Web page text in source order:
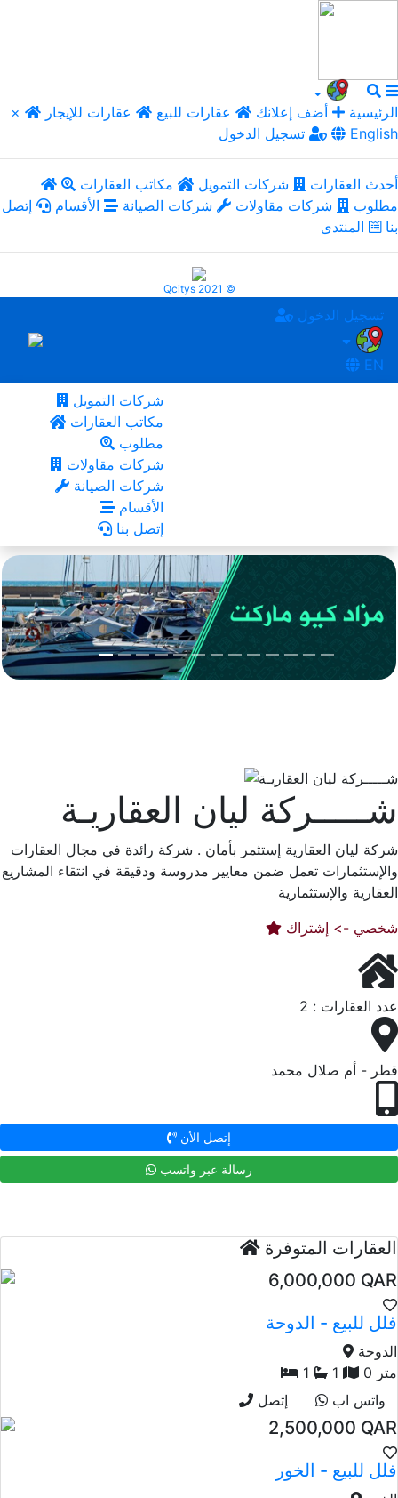
× الرئيسية أضف إعلانك عقارات للبيع
عقارات للإيجار
تسجيل الدخول
English
أحدث العقارات شركات التمويل
مكاتب العقارات
مطلوب
شركات مقاولات شركات الصيانة الأقسام
إتصل
بنا
المنتدى
Qcitys 2021 ©
تسجيل الدخول
EN
شركات التمويل
مكاتب العقارات
مطلوب
شركات مقاولات
شركات الصيانة
الأقسام
إتصل بنا